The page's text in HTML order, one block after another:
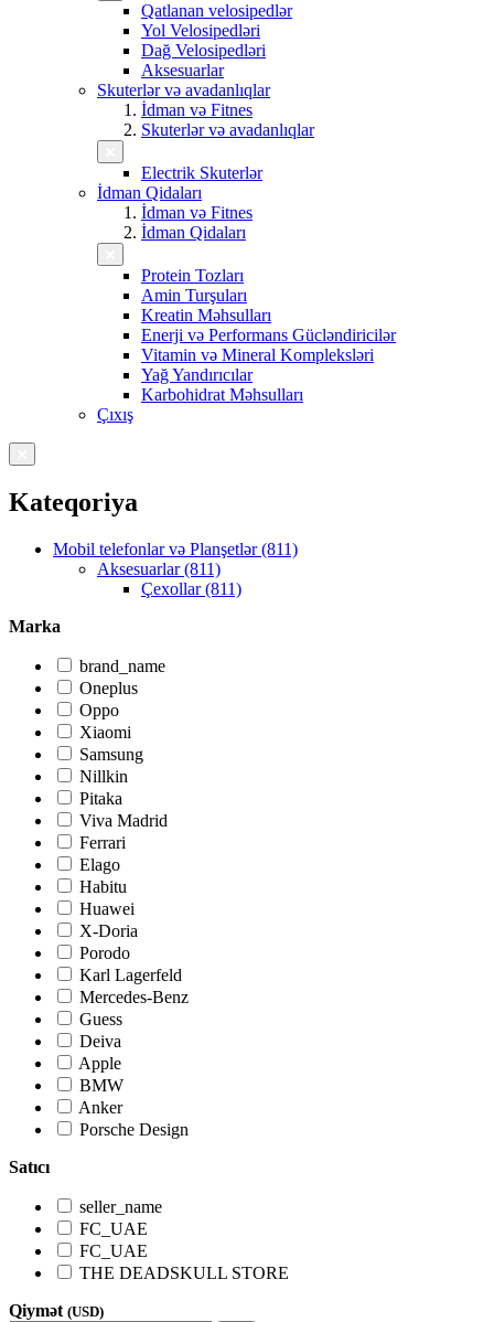
Qatlanan velosipedlər
Yol Velosipedləri
Dağ Velosipedləri
Aksesuarlar
Skuterlər və avadanlıqlar
İdman və Fitnes
Skuterlər və avadanlıqlar
Electrik Skuterlər
İdman Qidaları
İdman və Fitnes
İdman Qidaları
Protein Tozları
Amin Turşuları
Kreatin Məhsulları
Enerji və Performans Gücləndiricilər
Vitamin və Mineral Kompleksləri
Yağ Yandırıcılar
Karbohidrat Məhsulları
Çıxış
Kateqoriya
Mobil telefonlar və Planşetlər (811)
Aksesuarlar (811)
Çexollar (811)
Marka
brand_name
Oneplus
Oppo
Xiaomi
Samsung
Nillkin
Pitaka
Viva Madrid
Ferrari
Elago
Habitu
Huawei
X-Doria
Porodo
Karl Lagerfeld
Mercedes-Benz
Guess
Deiva
Apple
BMW
Anker
Porsche Design
Satıcı
seller_name
FC_UAE
FC_UAE
THE DEADSKULL STORE
Qiymət (USD)